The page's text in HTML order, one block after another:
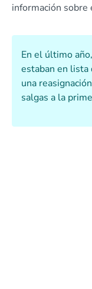
información sobre
En el último
estaban en lista
una
salgas a la